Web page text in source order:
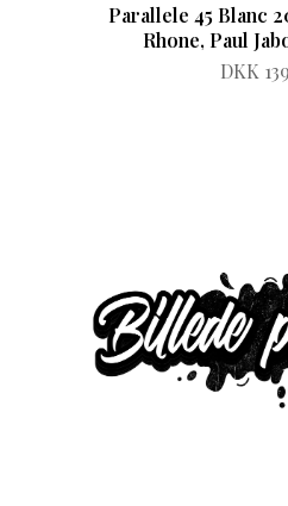
Parallele 45 Blanc
Rhone, Paul
DKK 139